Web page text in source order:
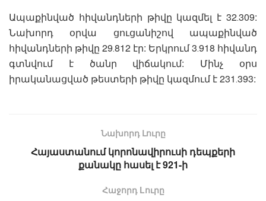
Ապաքինված հիվանդների թիվը կազմել է 32․309:
Նախորդ օրվա ցուցանիշով ապաքինված
հիվանդների թիվը 29․812 էր: Երկրում 3․918 հիվանդ
գտնվում է ծանր վիճակում: Մինչ օրս
իրականացված թեստերի թիվը կազմում է 231․393:
Նախորդ Լուրը
Հայաստանում կորոնավիրուսի դեպքերի
քանակը հասել է 921-ի
Հաջորդ Lուրը